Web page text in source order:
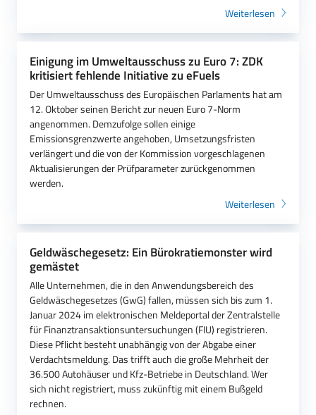
Weiterlesen
Einigung im Umweltausschuss zu Euro 7: ZDK
kritisiert fehlende Initiative zu eFuels
Der Umweltausschuss des Europäischen Parlaments hat am
12. Oktober seinen Bericht zur neuen Euro 7-Norm
angenommen. Demzufolge sollen einige
Emissionsgrenzwerte angehoben, Umsetzungsfristen
verlängert und die von der Kommission vorgeschlagenen
Aktualisierungen der Prüfparameter zurückgenommen
werden.
Weiterlesen
Geldwäschegesetz: Ein Bürokratiemonster wird
gemästet
Alle Unternehmen, die in den Anwendungsbereich des
Geldwäschegesetzes (GwG) fallen, müssen sich bis zum 1.
Januar 2024 im elektronischen Meldeportal der Zentralstelle
für Finanztransaktionsuntersuchungen (FIU) registrieren.
Diese Pflicht besteht unabhängig von der Abgabe einer
Verdachtsmeldung. Das trifft auch die große Mehrheit der
36.500 Autohäuser und Kfz-Betriebe in Deutschland. Wer
sich nicht registriert, muss zukünftig mit einem Bußgeld
rechnen.